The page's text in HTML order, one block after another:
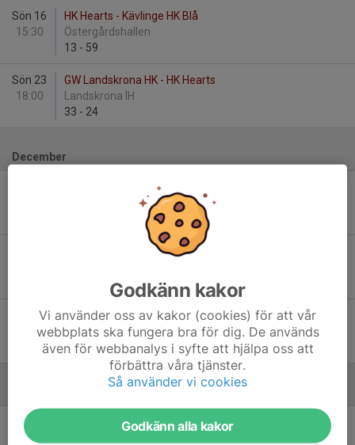
Sön 16
15:30
HK Hearts - Kävlinge HK Blå
Östergårdshallen
13 - 59
Sön 23
18:00
GW Landskrona HK - HK Hearts
Landskrona IH
33 - 24
December
HK Hearts - Lugi HF Grön
Andersbergshallen
HK Malmö - HK Hearts
Sön 21
11:30
HK Hearts - OV Helsingborg HK 2
Andersbergshallen
-
Sön 25
13:30
Lugi HF Grön - HK Hearts
Godkänn kakor
Vi använder oss av kakor (cookies) för att vår
webbplats ska fungera bra för dig. De används
även för webbanalys i syfte att hjälpa oss att
förbättra våra tjänster.
Så använder vi cookies
Godkänn alla kakor